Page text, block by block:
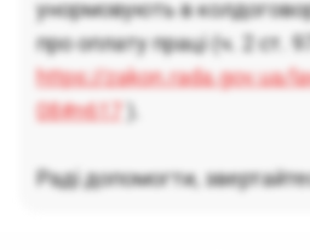
унормовують в
про оплату праці (ч. 2 ст.
https://zakon.rada.gov.ua/
08#n617
).
Раді допомогти,